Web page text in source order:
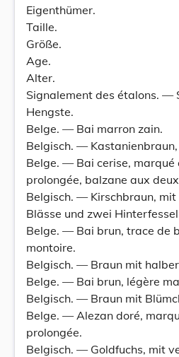
Eigenthümer.
Taille.
Größe.
Age.
Alter.
Signalement des étalons. —
Hengste.
Belge. — Bai marron zain.
Belgisch. — Kastanienbraun,
Belge. — Bai cerise, marqué
prolongée, balzane aux
Belgisch. — Kirschbraun,
Blässe und zwei
Belge. — Bai brun, trace de
montoire.
Belgisch. — Braun mit
Belge. — Bai brun, légère
Belgisch. — Braun mit
Belge. — Alezan doré,
prolongée.
Belgisch. — Goldfuchs, mit